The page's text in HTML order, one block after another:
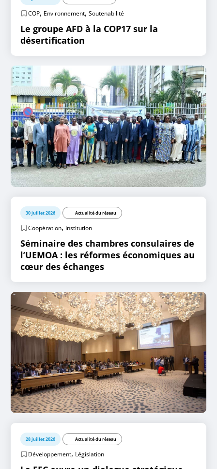
COP, Environnement,Soutenabilité
Le groupe AFD à la COP17 sur la
désertification
30 juillet 2026 Actualité du réseau
Coopération, Institution
Séminaire des chambres consulaires de
l’UEMOA : les réformes économiques au
cœur des échanges
28 juillet 2026 Actualité du réseau
Développement, Législation